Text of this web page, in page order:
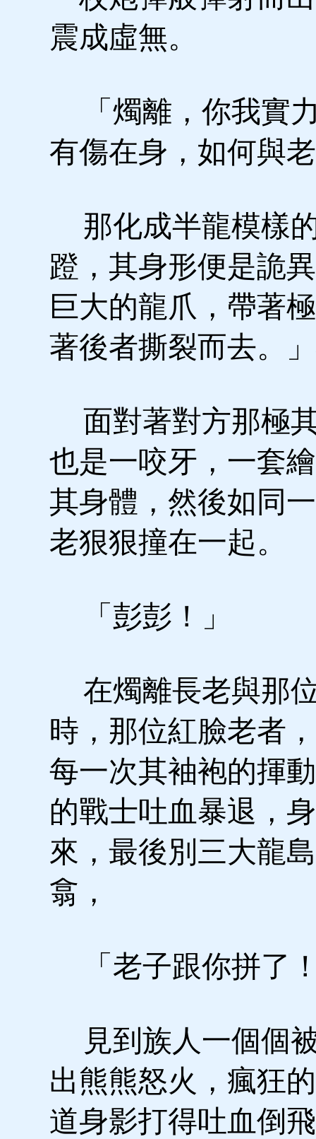
震成虛無。
「燭離，你我實
有傷在身，如何與
那化成半龍模樣
蹬，其身形便是詭
巨大的龍爪，帶著
著後者撕裂而去。
面對著對方那極
也是一咬牙，一套
其身體，然後如同
老狠狠撞在一起。
「彭彭！」
在燭離長老與那
時，那位紅臉老者
每一次其袖袍的揮
的戰士吐血暴退，
來，最後別三大龍
翕，
「老子跟你拼了
見到族人一個個
出熊熊怒火，瘋狂
道身影打得吐血倒